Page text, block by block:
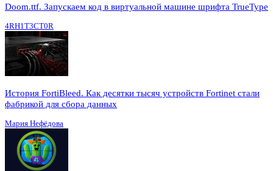
Doom.ttf. Запускаем код в виртуальной машине шрифта TrueType
4RH1T3CT0R
История FortiBleed. Как десятки тысяч устройств Fortinet стали
фабрикой для сбора данных
Мария Нефёдова